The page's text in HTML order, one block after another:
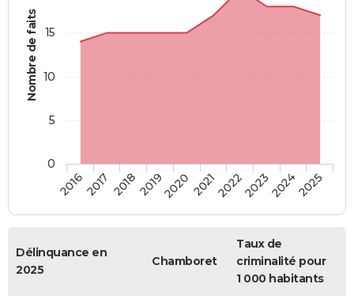
Nombre de faits
20162017 20182019202020212022202320242025
0
5
10
15
Délinquance en
2025
Chamboret
Taux de
criminalité pour
1 000 habitants